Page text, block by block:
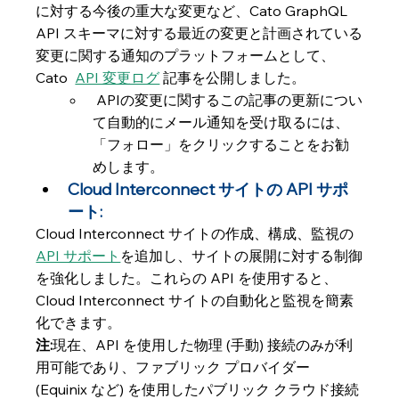
に対する今後の重大な変更など、Cato GraphQL
API スキーマに対する最近の変更と計画されている
変更に関する通知のプラットフォームとして、
Cato API 変更ログ 記事を公開しました。
て自動的にメール通知を受け取るには、
「フォロー」をクリックすることをお勧
めします。
Cloud Interconnect サイトの API サポ
ート:
Cloud Interconnect サイトの作成、構成、監視の
API サポート を追加し、サイトの展開に対する制御
を強化しました。これらの API を使用すると、
Cloud Interconnect サイトの自動化と監視を簡素
化できます。
注:現在、API を使用した物理 (手動) 接続のみが利
用可能であり、ファブリック プロバイダー
(Equinix など) を使用したパブリック クラウド接続